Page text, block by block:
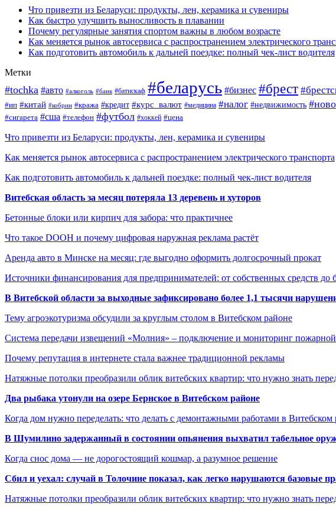
Что привезти из Беларуси: продукты, лен, керамика и сувениры
Как быстро улучшить выносливость в плавании
Почему регулярные занятия спортом важны в любом возрасте
Как меняется рынок автосервиса с распространением электрического
Как подготовить автомобиль к дальней поездке: полный чек-лист водителя
Метки
#tochka #авто #алкоголь #банк #батискаф #беларусь #бизнес #брест
#ип #китай #кобрин #кража #кредит #курс_валют #медицина #налог #недвижимость
#сигарета #сша #телефон #футбол #хоккей #цена
Что привезти из Беларуси: продукты, лен, керамика и сувениры
Как меняется рынок автосервиса с распространением электрического транспорта
Как подготовить автомобиль к дальней поездке: полный чек-лист водителя
Витебская область за месяц потеряла 13 деревень и хуторов
Бетонные блоки или кирпич для забора: что практичнее
Что такое DOOH и почему цифровая наружная реклама растёт
Аренда авто в Минске на месяц: где выгодно оформить долгосрочный прокат
Источники финансирования для предпринимателей: от собственных средств до
В Витебской области за выходные зафиксировано более 1,1 тысячи
Тему агроэкотуризма обсудили за круглым столом в Витебском районе
Система передачи извещений «Молния» – подключение и мониторинг
Почему репутация в интернете стала важнее традиционной рекламы
Натяжные потолки преобразили облик витебских квартир: что нужно знать
Два рыбака утонули на озере Бернское в Витебском районе
Когда дом нужно переделать: что делать с демонтажными работами в Витебском
В Шумилино задержанный в состоянии опьянения выхватил табельное
Когда снос дома — не дорогостоящий кошмар, а разумное решение
Сбил и уехал: случай в Толочине показал, как легко нарушаются базовые
Натяжные потолки преобразили облик витебских квартир: что нужно знать